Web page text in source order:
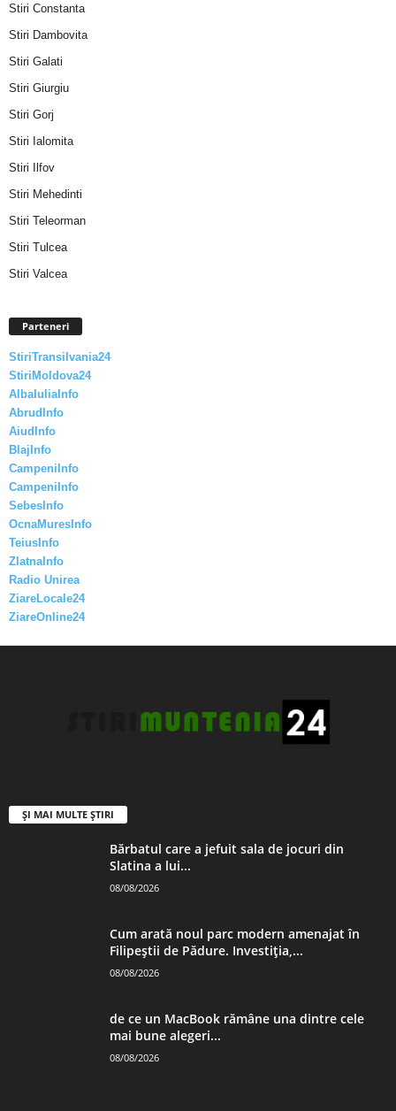
Stiri Constanta
Stiri Dambovita
Stiri Galati
Stiri Giurgiu
Stiri Gorj
Stiri Ialomita
Stiri Ilfov
Stiri Mehedinti
Stiri Teleorman
Stiri Tulcea
Stiri Valcea
Parteneri
StiriTransilvania24
StiriMoldova24
AlbaIuliaInfo
AbrudInfo
AiudInfo
BlajInfo
CampeniInfo
CampeniInfo
SebesInfo
OcnaMuresInfo
TeiusInfo
ZlatnaInfo
Radio Unirea
ZiareLocale24
ZiareOnline24
ȘI MAI MULTE ȘTIRI
Bărbatul care a jefuit sala de jocuri din
Slatina a lui...
08/08/2026
Cum arată noul parc modern amenajat în
Filipeștii de Pădure. Investiția,...
08/08/2026
de ce un MacBook rămâne una dintre cele
mai bune alegeri...
08/08/2026